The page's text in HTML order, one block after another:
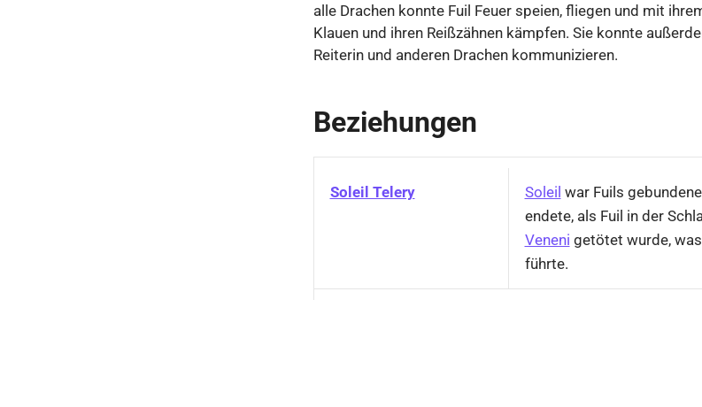
alle Drachen konnte Fuil Feuer speien, fliegen und mit
Klauen und ihren Reißzähnen kämpfen. Sie konnte
Reiterin und anderen Drachen kommunizieren.
Beziehungen
Soleil Telery Soleil war Fuils
endete, als Fuil in der
Veneni getötet wurde,
führte.